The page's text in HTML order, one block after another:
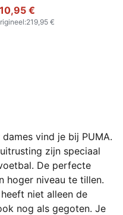
€
:219,95 €
vind je bij PUMA.
zijn speciaal
De perfecte
hoger niveau te tillen.
niet alleen de
nog als gegoten. Je